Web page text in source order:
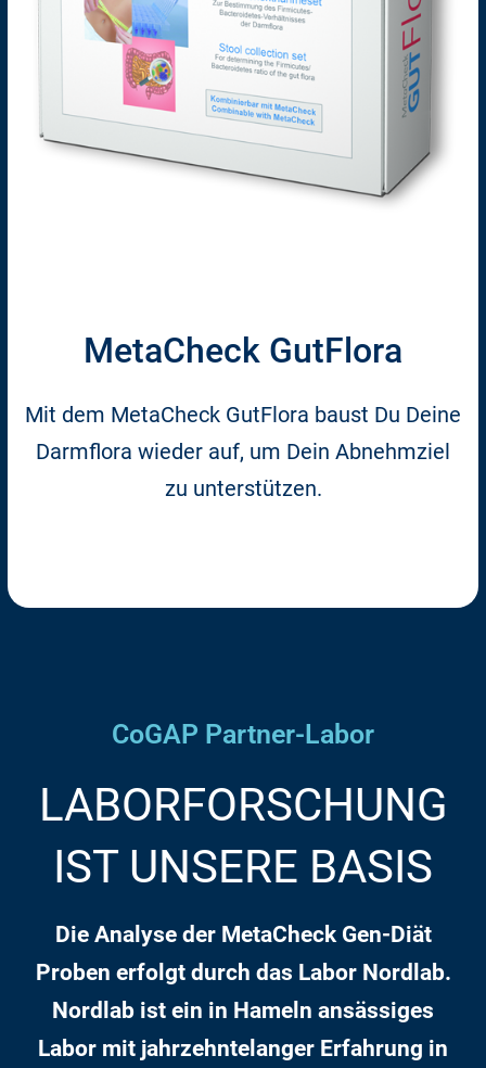
MetaCheck GutFlora
Mit dem MetaCheck GutFlora baust Du Deine
Darmflora wieder auf, um Dein Abnehmziel
zu unterstützen.
CoGAP Partner-Labor
LABORFORSCHUNG
IST UNSERE BASIS
Die Analyse der MetaCheck Gen-Diät
Proben erfolgt durch das Labor Nordlab.
Nordlab ist ein in Hameln ansässiges
Labor mit jahrzehntelanger Erfahrung in